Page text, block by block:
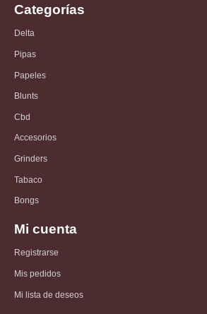
Categorías
Delta
Pipas
Papeles
Blunts
Cbd
Accesorios
Grinders
Tabaco
Bongs
Mi cuenta
Registrarse
Mis pedidos
Mi lista de deseos